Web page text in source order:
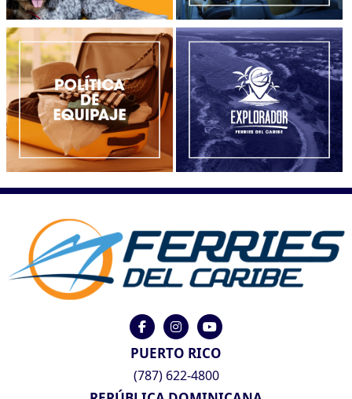
PUERTO RICO
(787) 622-4800